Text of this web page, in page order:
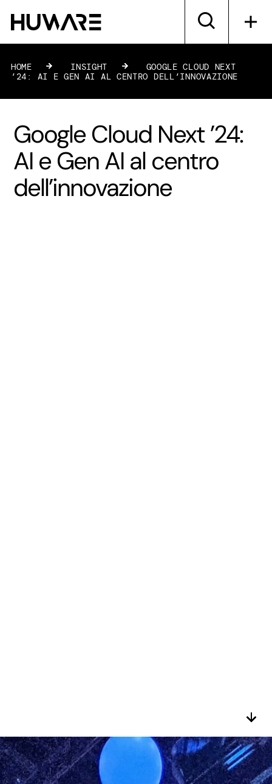
HOME » INSIGHT »
GOOGLE CLOUD NEXT
’24: AI E GEN AI AL CENTRO DELL’INNOVAZIONE
Google Cloud Next ’24:
AI e Gen AI al centro
dell’innovazione